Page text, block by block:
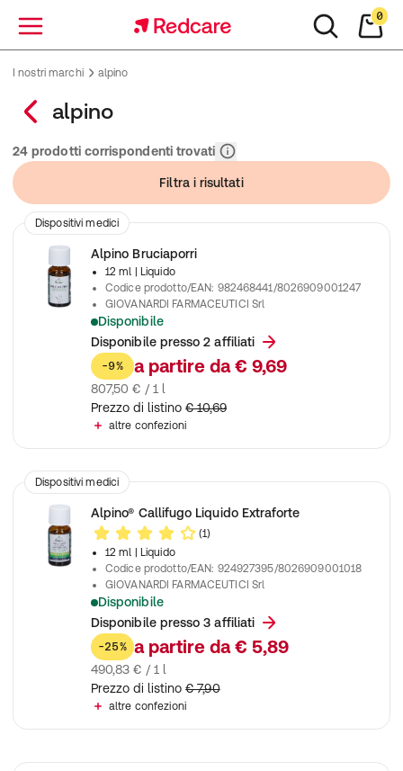
Menu
0
I nostri marchi alpino
alpino
24 prodotti corrispondenti trovatiRilevanza
Filtra i risultati
Dispositivi medici
Alpino Bruciaporri
12 ml
| Liquido
Codice prodotto/EAN: 982468441/8026909001247
GIOVANARDI FARMACEUTICI Srl
Disponibile
Bruciaporri filmogeno contro porri e verruche rapido, efficace
Disponibile presso 2 affiliati
-9% a partire da € 9,69
807,50 € / 1 l
Prezzo di listino € 10,69
altre confezioni
Dispositivi medici
Alpino® Callifugo Liquido Extraforte
(1)
12 ml
| Liquido
Codice prodotto/EAN: 924927395/8026909001018
GIOVANARDI FARMACEUTICI Srl
Disponibile
Agisce efficacemente contro calli e duroni
Disponibile presso 3 affiliati
-25% a partire da € 5,89
490,83 € / 1 l
Prezzo di listino € 7,90
altre confezioni